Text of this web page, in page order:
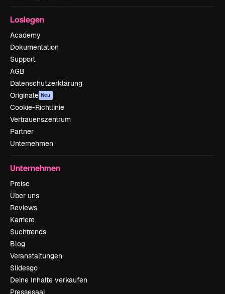
Loslegen
Academy
Dokumentation
Support
AGB
Datenschutzerklärung
Originale Neu
Cookie-Richtlinie
Vertrauenszentrum
Partner
Unternehmen
Unternehmen
Preise
Über uns
Reviews
Karriere
Suchtrends
Blog
Veranstaltungen
Slidesgo
Deine Inhalte verkaufen
Pressesaal